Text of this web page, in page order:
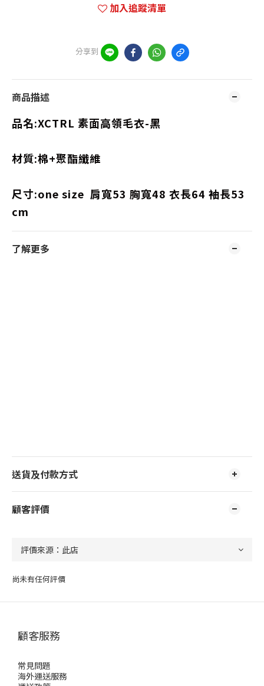
加入追蹤清單
分享到
商品描述
品名:XCTRL 素面高領毛衣-黑
材質:棉+聚酯纖維
尺寸:one size 肩寬53 胸寬48 衣長64 袖長53
cm
了解更多
送貨及付款方式
顧客評價
尚未有任何評價
顧客服務
常見問題
海外運送服務